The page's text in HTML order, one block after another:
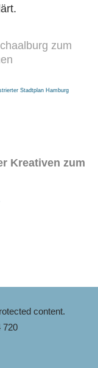
zum
Kreativen zum
content.
720